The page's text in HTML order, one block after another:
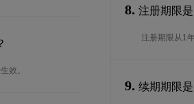
效。
8. 注册期限
注册期限从1
9. 续期期限